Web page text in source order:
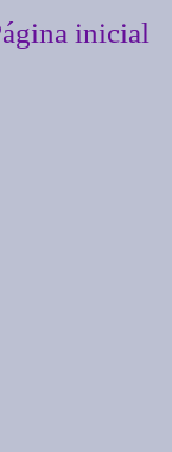
inicial